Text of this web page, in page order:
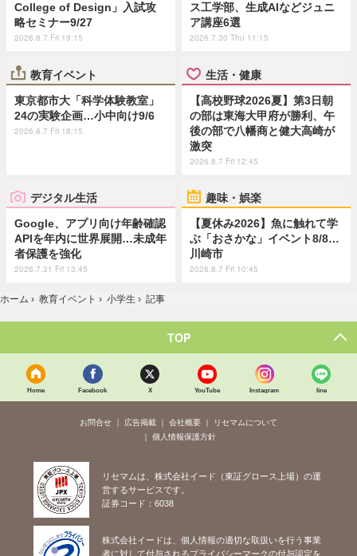
College of Design」入試攻
略セミナー9/27
2026.8.7 Fri 19:15
ス工学部、生成AIなどジュニ
ア講座6選
2026.7.30 Thu 11:15
教育イベント
東京都市大「科学体験教室」
24の実験企画…小中向け9/6
2026.8.7 Fri 18:15
生活・健康
【高校野球2026夏】第3日朝
の部は東海大甲府が勝利、午
後の部で八幡商と健大高崎が
激突
2026.8.7 Fri 12:45
デジタル生活
Google、アプリ向け年齢確認
APIを年内に世界展開…未成年
者保護を強化
2026.7.31 Fri 13:45
趣味・娯楽
【夏休み2026】魚に触れて学
ぶ「おさかな」イベント8/8…
川崎市
2026.8.7 Fri 10:45
ホーム › 教育イベント › 小学生 › 記事
TOP
Home Facebook X YouTube Instagram line
お問合せ 広告掲載 会社概要
リセマムについて
個人情報保護方針
リセマムは、株式会社イード（東証グロース上場）の運
営するサービスです。
証券コード：6038
株式会社イードは、個人情報の適切な取扱いを行う事業
者に対して付与されるプライバシーマークの付与認定を